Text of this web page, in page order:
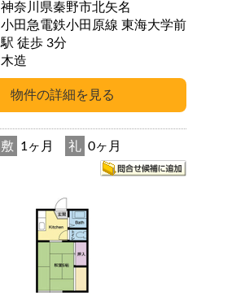
神奈川県秦野市北矢名
小田急電鉄小田原線 東海大学前
駅 徒歩 3分
木造
敷 1ヶ月 礼 0ヶ月